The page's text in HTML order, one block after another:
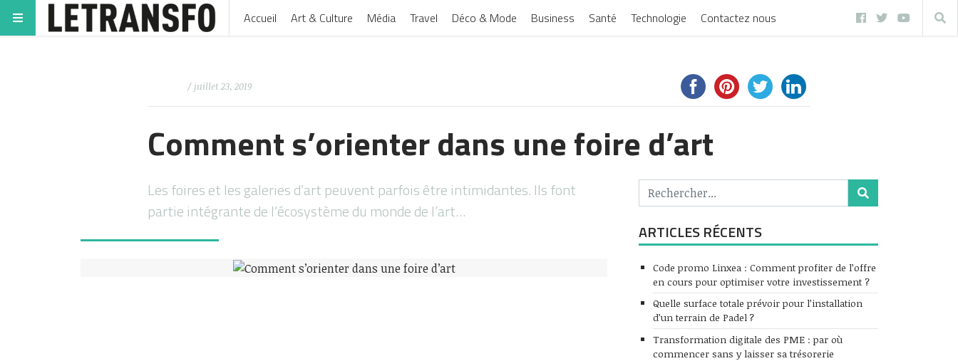
Accueil Art & Culture Média Travel Déco & Mode Business Santé Technologie Contactez nous
/ juillet 23, 2019
Comment s’orienter dans une foire d’art
Les foires et les galeries d’art peuvent parfois être intimidantes. Ils font
partie intégrante de l’écosystème du monde de l’art…
ARTICLES RÉCENTS
Code promo Linxea : Comment profiter de l’offre
en cours pour optimiser votre investissement ?
Quelle surface totale prévoir pour l’installation
d’un terrain de Padel ?
Transformation digitale des PME : par où
commencer sans y laisser sa trésorerie